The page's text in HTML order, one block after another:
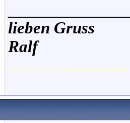
lieben Gruss
Ralf